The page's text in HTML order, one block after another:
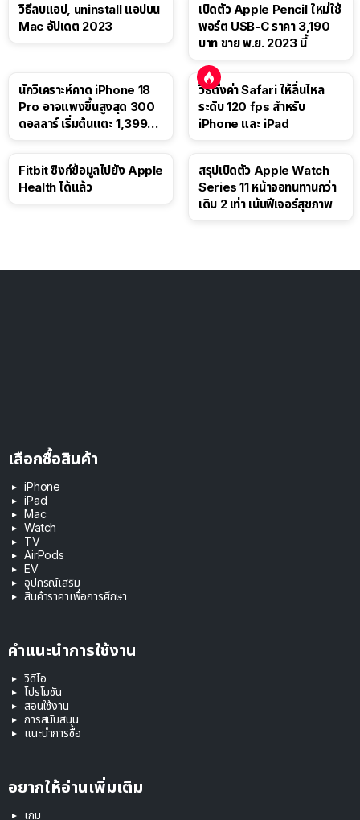
วิธีลบแอป, uninstall แอปบน
Mac อัปเดต 2023
เปิดตัว Apple Pencil ใหม่ใช้
พอร์ต USB-C ราคา 3,190
บาท ขาย พ.ย. 2023 นี้
นักวิเคราะห์คาด iPhone 18
Pro อาจแพงขึ้นสูงสุด 300
ดอลลาร์ เริ่มต้นแตะ 1,399
วิธีตั้งค่า Safari ให้ลื่นไหล
ระดับ 120 fps สำหรับ
iPhone และ iPad
Fitbit ซิงก์ข้อมูลไปยัง Apple
Health ได้แล้ว
สรุปเปิดตัว Apple Watch
Series 11 หน้าจอทนทานกว่า
เดิม 2 เท่า เน้นฟีเจอร์สุขภาพ
เลือกซื้อสินค้า
iPhone
iPad
Mac
Watch
TV
AirPods
EV
อุปกรณ์เสริม
สินค้าราคาเพื่อการศึกษา
คำแนะนำการใช้งาน
วิดีโอ
โปรโมชัน
สอนใช้งาน
การสนับสนุน
แนะนำการซื้อ
อยากให้อ่านเพิ่มเติม
เกม